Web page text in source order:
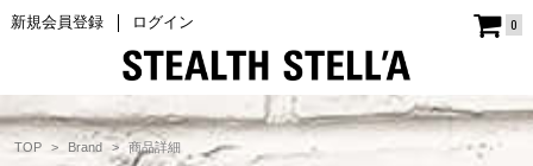
新規会員登録 ログイン 0
TOP Brand 商品詳細